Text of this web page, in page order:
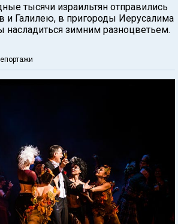
тысячи израильтян отправились
и Галилею, в пригороды Иерусалима
насладиться зимним разноцветьем.